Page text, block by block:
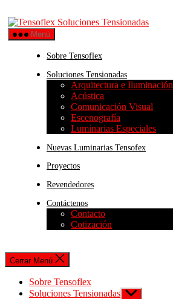
Menú
Sobre Tensoflex
Soluciones Tensionadas
Arquitectura e Iluminación
Acústica
Comunicación Visual
Escenografía
Luminarias Especiales
Nuevas Luminarias Tensofex
Proyectos
Revendedores
Contáctenos
Contacto
Cotización
Cerrar Menú
Sobre Tensoflex
Soluciones Tensionadas